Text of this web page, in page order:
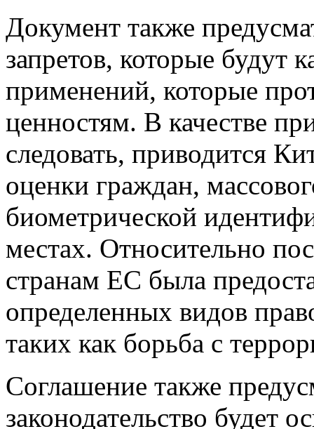
Документ также
запретов, которые будут
применений, которые
ценностям. В качестве
следовать, приводится
оценки граждан,
биометрической
местах. Относительно
странам ЕС была
определенных видов
таких как борьба с
Соглашение также
законодательство будет